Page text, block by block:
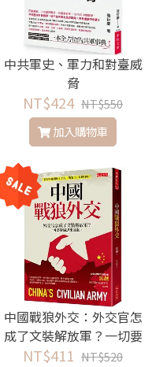
中共軍史、軍力和對臺威
脅
NT$424 NT$550
加入購物車
中國戰狼外交：外交官怎
成了文裝解放軍？一切要
從周恩來說起。
NT$411 NT$520